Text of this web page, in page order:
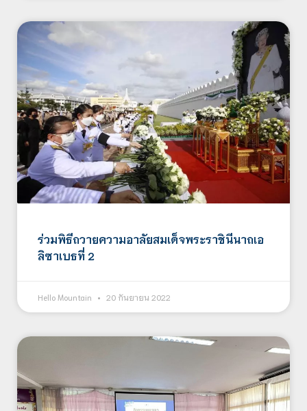
ร่วมพิธีถวายความอาลัยสมเด็จพระราชินีนาถเอ
ลิซาเบธที่ 2
Hello Mountain 20 กันยายน 2022